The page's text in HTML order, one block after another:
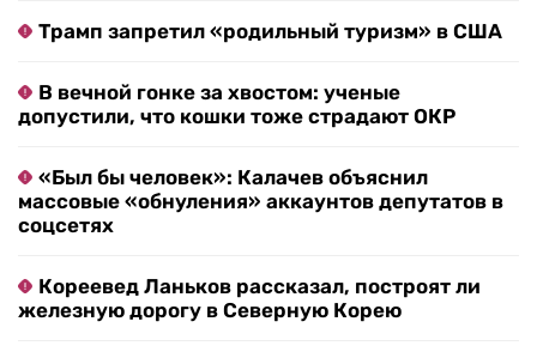
Трамп запретил «родильный туризм» в США
В вечной гонке за хвостом: ученые
допустили, что кошки тоже страдают ОКР
«Был бы человек»: Калачев объяснил
массовые «обнуления» аккаунтов депутатов в
соцсетях
Кореевед Ланьков рассказал, построят ли
железную дорогу в Северную Корею